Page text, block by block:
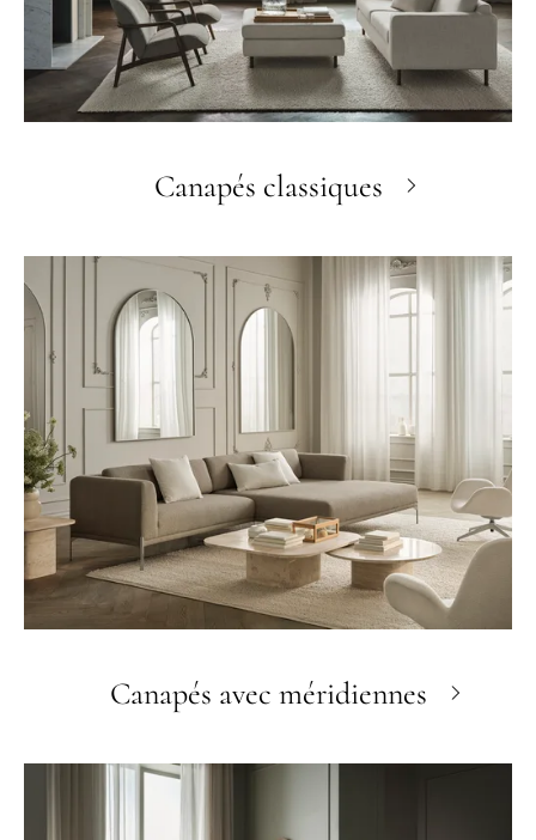
Canapés classiques
Canapés avec méridiennes